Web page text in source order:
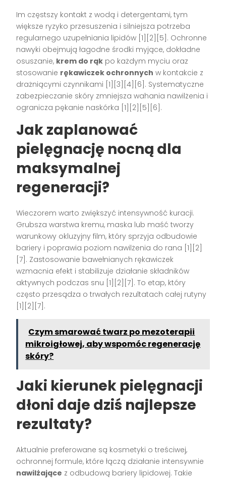
Im częstszy kontakt z wodą i detergentami, tym
większe ryzyko przesuszenia i silniejsza potrzeba
regularnego uzupełniania lipidów [1][2][5]. Ochronne
nawyki obejmują łagodne środki myjące, dokładne
osuszanie, krem do rąk po każdym myciu oraz
stosowanie rękawiczek ochronnych w kontakcie z
drażniącymi czynnikami [1][3][4][6]. Systematyczne
zabezpieczanie skóry zmniejsza wahania nawilżenia i
ogranicza pękanie naskórka [1][2][5][6].
Jak zaplanować
pielęgnację nocną dla
maksymalnej
regeneracji?
Wieczorem warto zwiększyć intensywność kuracji.
Grubsza warstwa kremu, maska lub maść tworzy
warunkowy okluzyjny film, który sprzyja odbudowie
bariery i poprawia poziom nawilżenia do rana [1][2]
[7]. Zastosowanie bawełnianych rękawiczek
wzmacnia efekt i stabilizuje działanie składników
aktywnych podczas snu [1][2][7]. To etap, który
często przesądza o trwałych rezultatach całej rutyny
[1][2][7].
Czym smarować twarz po mezoterapii
mikroigłowej, aby wspomóc regenerację
skóry?
Jaki kierunek pielęgnacji
dłoni daje dziś najlepsze
rezultaty?
Aktualnie preferowane są kosmetyki o treściwej,
ochronnej formule, które łączą działanie intensywnie
nawilżające z odbudową bariery lipidowej. Takie